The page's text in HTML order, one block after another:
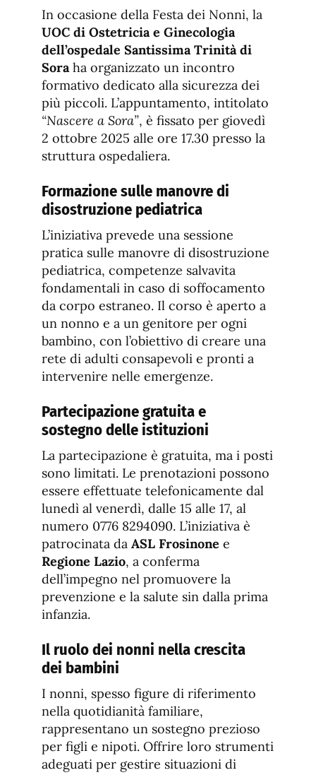
fuente
de
fuente.
In occasione della Festa dei Nonni, la
UOC di Ostetricia e Ginecologia
dell’ospedale Santissima Trinità di
Sora ha organizzato un incontro
formativo dedicato alla sicurezza dei
più piccoli. L’appuntamento, intitolato
“Nascere a Sora”, è fissato per giovedì
2 ottobre 2025 alle ore 17.30 presso la
struttura ospedaliera.
Formazione sulle manovre di
disostruzione pediatrica
L’iniziativa prevede una sessione
pratica sulle manovre di disostruzione
pediatrica, competenze salvavita
fondamentali in caso di soffocamento
da corpo estraneo. Il corso è aperto a
un nonno e a un genitore per ogni
bambino, con l’obiettivo di creare una
rete di adulti consapevoli e pronti a
intervenire nelle emergenze.
Partecipazione gratuita e
sostegno delle istituzioni
La partecipazione è gratuita, ma i posti
sono limitati. Le prenotazioni possono
essere effettuate telefonicamente dal
lunedì al venerdì, dalle 15 alle 17, al
numero 0776 8294090. L’iniziativa è
patrocinata da ASL Frosinone e
Regione Lazio, a conferma
dell’impegno nel promuovere la
prevenzione e la salute sin dalla prima
infanzia.
Il ruolo dei nonni nella crescita
dei bambini
I nonni, spesso figure di riferimento
nella quotidianità familiare,
rappresentano un sostegno prezioso
per figli e nipoti. Offrire loro strumenti
adeguati per gestire situazioni di